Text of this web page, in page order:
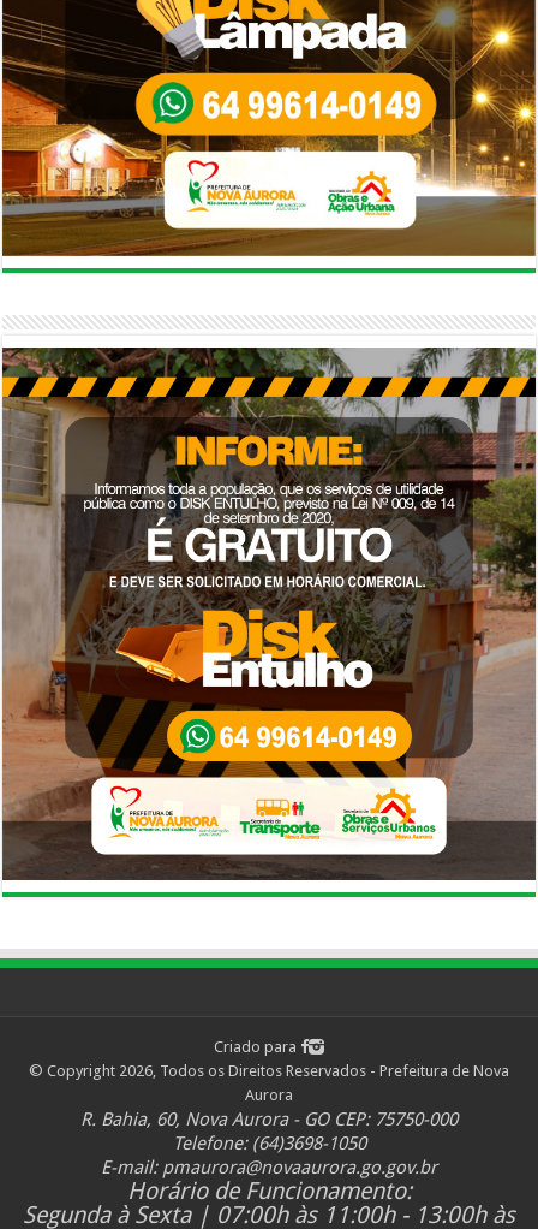
Criado para
© Copyright 2026, Todos os Direitos Reservados - Prefeitura de Nova
Aurora
R. Bahia, 60, Nova Aurora - GO CEP: 75750-000
Telefone: (64)3698-1050
E-mail: pmaurora@novaaurora.go.gov.br
Horário de Funcionamento:
Segunda à Sexta | 07:00h às 11:00h - 13:00h às